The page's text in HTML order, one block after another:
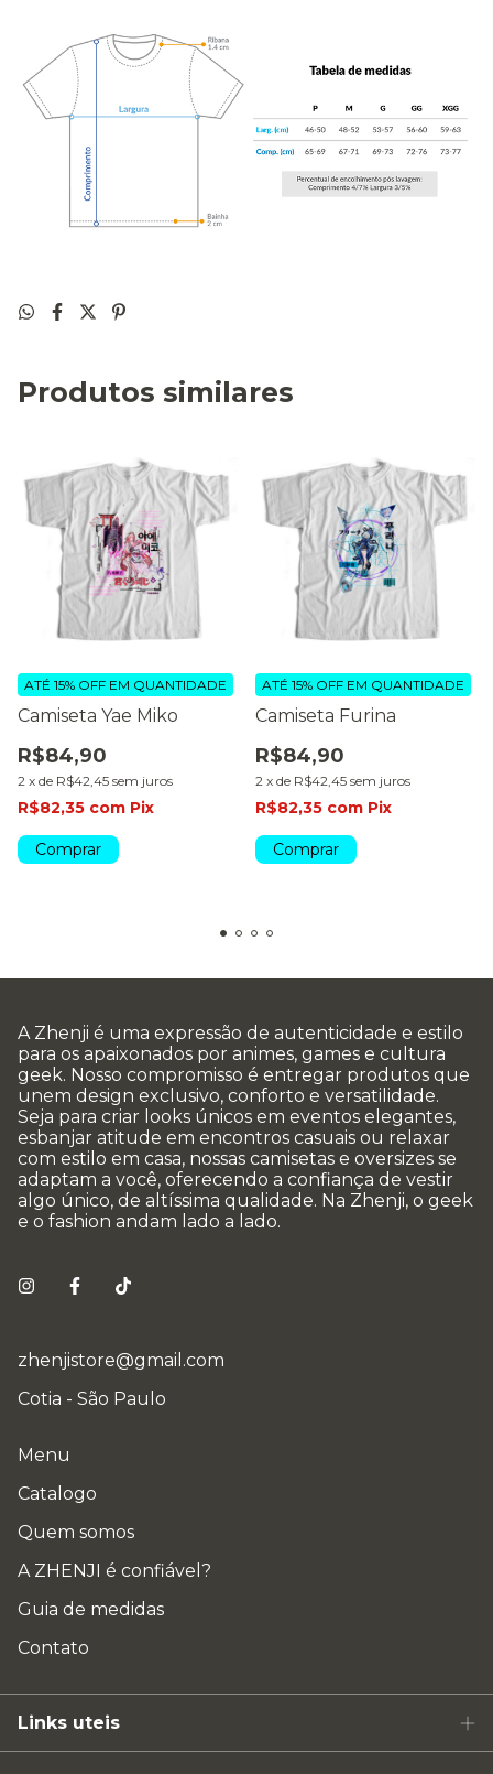
Produtos similares
Camiseta Yae Miko
R$84,90
2 x de R$42,45 sem juros
ATÉ 15% OFF EM QUANTIDADE
R$82,35 com Pix
Comprar
Camiseta Furina
R$84,90
2 x de R$42,45 sem juros
ATÉ 15% OFF EM QUANTIDADE
R$82,35 com Pix
Comprar
A Zhenji é uma expressão de autenticidade e estilo
para os apaixonados por animes, games e cultura
geek. Nosso compromisso é entregar produtos que
unem design exclusivo, conforto e versatilidade.
Seja para criar looks únicos em eventos elegantes,
esbanjar atitude em encontros casuais ou relaxar
com estilo em casa, nossas camisetas e oversizes se
adaptam a você, oferecendo a confiança de vestir
algo único, de altíssima qualidade. Na Zhenji, o geek
e o fashion andam lado a lado.
zhenjistore@gmail.com
Cotia - São Paulo
Menu
Catalogo
Quem somos
A ZHENJI é confiável?
Guia de medidas
Contato
Links uteis